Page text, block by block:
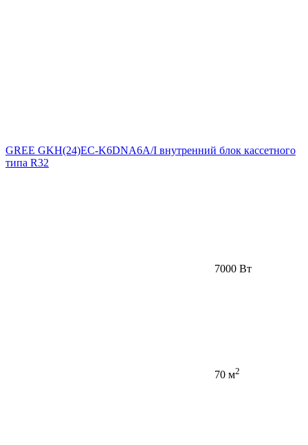
GREE GKH(24)EC-K6DNA6A/I внутренний блок кассетного
типа R32
7000 Вт
70 м2